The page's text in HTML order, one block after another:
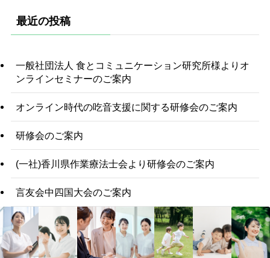
最近の投稿
一般社団法人 食とコミュニケーション研究所様よりオ
ンラインセミナーのご案内
オンライン時代の吃音支援に関する研修会のご案内
研修会のご案内
(一社)香川県作業療法士会より研修会のご案内
言友会中四国大会のご案内